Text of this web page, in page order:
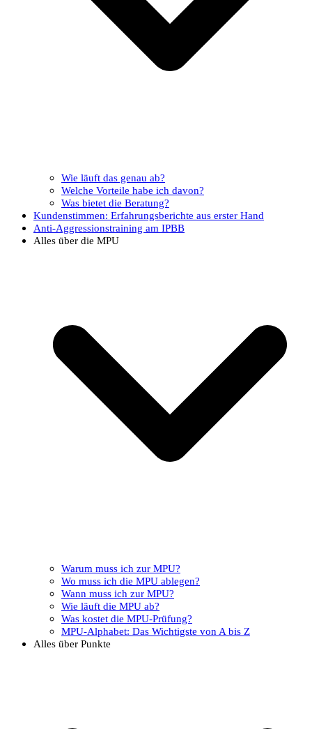
Wie läuft das genau ab?
Welche Vorteile habe ich davon?
Was bietet die Beratung?
Kundenstimmen: Erfahrungsberichte aus erster Hand
Anti-Aggressionstraining am IPBB
Alles über die MPU
Warum muss ich zur MPU?
Wo muss ich die MPU ablegen?
Wann muss ich zur MPU?
Wie läuft die MPU ab?
Was kostet die MPU-Prüfung?
MPU-Alphabet: Das Wichtigste von A bis Z
Alles über Punkte